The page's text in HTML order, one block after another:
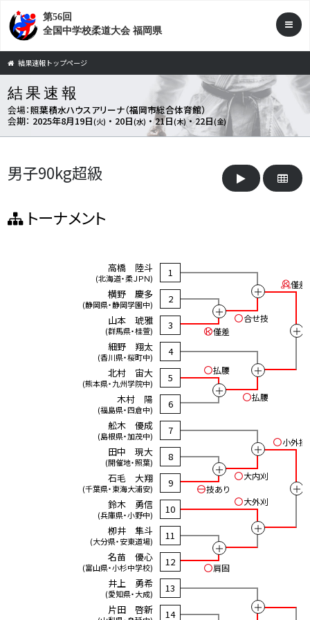
第56回
全国中学校柔道大会 福岡県
結果速報トップページ
結果速報
会場：照葉積水ハウスアリーナ（福岡市総合体育館）
会期： 2025年8月19日(火) ・ 20日(水) ・ 21日(木)・ 22日(金)
男子90kg超級
トーナメント
1
高橋 陸斗
(北海道・柔ＪＰＮ)
2
横野 慶多
(静岡県・静岡学園中)
3
山本 琥雅
(群馬県・桂萱)
4
細野 翔太
(香川県・桜町中)
5
北村 宙大
(熊本県・九州学院中)
6
木村 陽
(福島県・四倉中)
7
舩木 優成
(島根県・加茂中)
8
田中 現大
(開催地・照葉)
9
石毛 大翔
(千葉県・東海大浦安)
10
鈴木 勇信
(兵庫県・小野中)
11
栁井 隼斗
(大分県・安東道場)
12
名苗 優心
(富山県・小杉中学校)
13
井上 勇希
(愛知県・大成)
14
片田 啓新
僅差
＋
払腰
＋
技あり
＋
肩固
＋
合せ技
＋
払腰
＋
大内刈
＋
大外刈
＋
＋
僅差
＋
小外掛
＋